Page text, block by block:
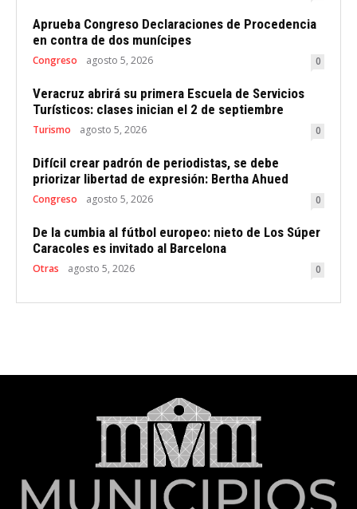
Aprueba Congreso Declaraciones de Procedencia
en contra de dos munícipes
Congreso agosto 5, 2026 0
Veracruz abrirá su primera Escuela de Servicios
Turísticos: clases inician el 2 de septiembre
Turismo agosto 5, 2026 0
Difícil crear padrón de periodistas, se debe
priorizar libertad de expresión: Bertha Ahued
Congreso agosto 5, 2026 0
De la cumbia al fútbol europeo: nieto de Los Súper
Caracoles es invitado al Barcelona
Otras agosto 5, 2026 0